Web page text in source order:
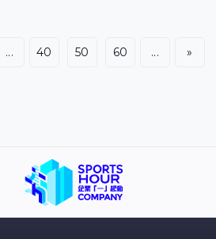
... 40 50 60 ... »